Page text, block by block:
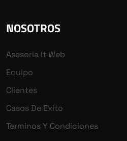
NOSOTROS
Asesoria It Web
Equipo
Clientes
Casos De Exito
Terminos Y Condiciones